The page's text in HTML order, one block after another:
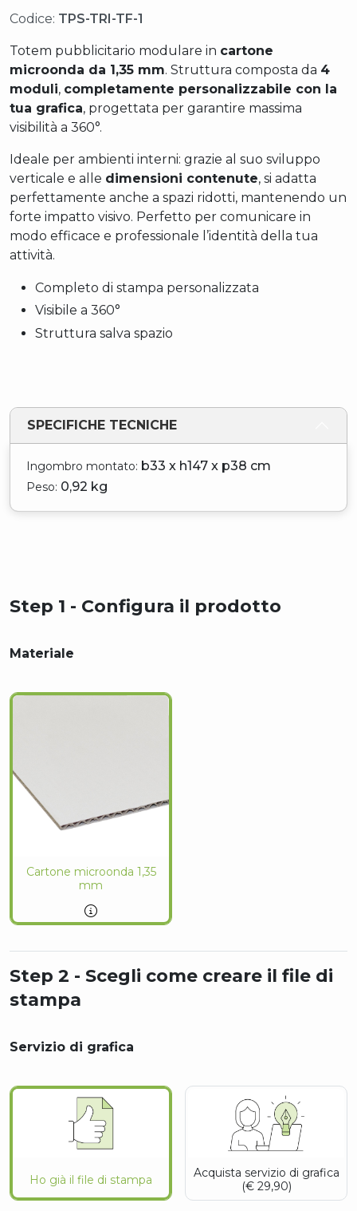
Codice: TPS-TRI-TF-1
Totem pubblicitario modulare in cartone
microonda da 1,35 mm. Struttura composta da 4
moduli, completamente personalizzabile con la
tua grafica, progettata per garantire massima
visibilità a 360°.
Ideale per ambienti interni: grazie al suo sviluppo
verticale e alle dimensioni contenute, si adatta
perfettamente anche a spazi ridotti, mantenendo un
forte impatto visivo. Perfetto per comunicare in
modo efficace e professionale l’identità della tua
attività.
Completo di stampa personalizzata
Visibile a 360°
Struttura salva spazio
SPECIFICHE TECNICHE
Ingombro montato: b33 x h147 x p38 cm
Peso: 0,92 kg
Step 1 - Configura il prodotto
Materiale
Cartone microonda 1,35
mm
Step 2 - Scegli come creare il file di
stampa
Servizio di grafica
Ho già il file di stampa
Acquista servizio di grafica
(€ 29,90)